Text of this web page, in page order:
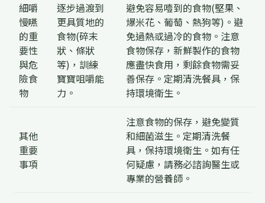
細嚼
慢嚥
的重
要性
與危
險食
物
逐步過渡到
更具質地的
食物(碎末
狀、條狀
等)，訓練
寶寶咀嚼能
力。
避免容易噎到的食物(堅果、
爆米花、葡萄、熱狗等)。避
免過熱或過冷的食物。注意
食物保存，新鮮製作的食物
應盡快食用，剩餘食物需妥
善保存。定期清洗餐具，保
持環境衛生。
其他
重要
事項
注意食物的保存，避免變質
和細菌滋生。定期清洗餐
具，保持環境衛生。如有任
何疑慮，請務必諮詢醫生或
專業的營養師。